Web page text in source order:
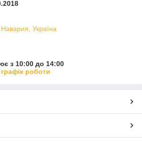
Навария, Україна
з 10:00 до 14:00
роботи